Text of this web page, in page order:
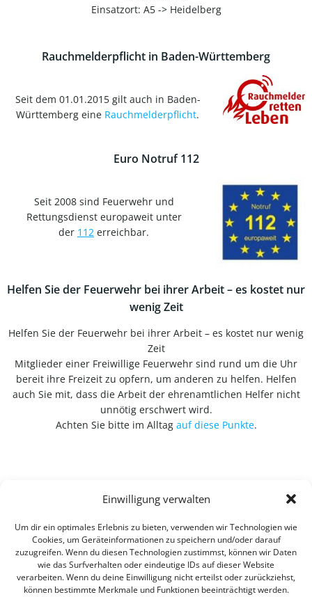
Einwilligung verwalten
Um dir ein optimales Erlebnis zu bieten, verwenden wir Technologien wie
Cookies, um Geräteinformationen zu speichern und/oder darauf
zuzugreifen. Wenn du diesen Technologien zustimmst, können wir Daten
wie das Surfverhalten oder eindeutige IDs auf dieser Website
verarbeiten. Wenn du deine Einwilligung nicht erteilst oder zurückziehst,
können bestimmte Merkmale und Funktionen beeinträchtigt werden.
Einsatzort: A5 -> Heidelberg
Rauchmelderpflicht in Baden-Württemberg
Seit dem 01.01.2015 gilt auch in Baden-
Württemberg eine Rauchmelderpflicht.
Euro Notruf 112
Seit 2008 sind Feuerwehr und
Rettungsdienst europaweit unter
der 112 erreichbar.
Helfen Sie der Feuerwehr bei ihrer Arbeit – es kostet nur
wenig Zeit
Helfen Sie der Feuerwehr bei ihrer Arbeit – es kostet nur wenig
Zeit
Mitglieder einer Freiwillige Feuerwehr sind rund um die Uhr
bereit ihre Freizeit zu opfern, um anderen zu helfen. Helfen
auch Sie mit, dass die Arbeit der ehrenamtlichen Helfer nicht
unnötig erschwert wird.
Achten Sie bitte im Alltag auf diese Punkte.